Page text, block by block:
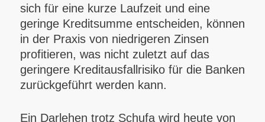
sich für eine kurze Laufzeit und eine
geringe Kreditsumme entscheiden, können
in der Praxis von niedrigeren Zinsen
profitieren, was nicht zuletzt auf das
geringere Kreditausfallrisiko für die Banken
zurückgeführt werden kann.
Ein Darlehen trotz Schufa wird heute von